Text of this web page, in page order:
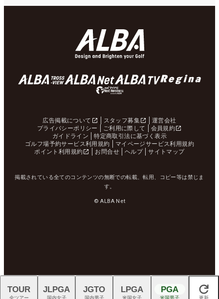
広告掲載について スタッフ募集
運営会社
プライバシーポリシー
ご利用に際して
会員規約
ガイドライン
特定商取引法に基づく表示
ゴルフ場予約サービス利用規約
マイページサービス利用規約
ポイント利用規約
お問合せ ヘルプ サイトマップ
掲載されている全てのコンテンツの無断での転載、転用、コピー等は禁じま
す。
© ALBA Net
閉じる
TOUR
全ツアー
JLPGA
国内女子
JGTO
国内男子
LPGA
米国女子
PGA
米国男子 更新